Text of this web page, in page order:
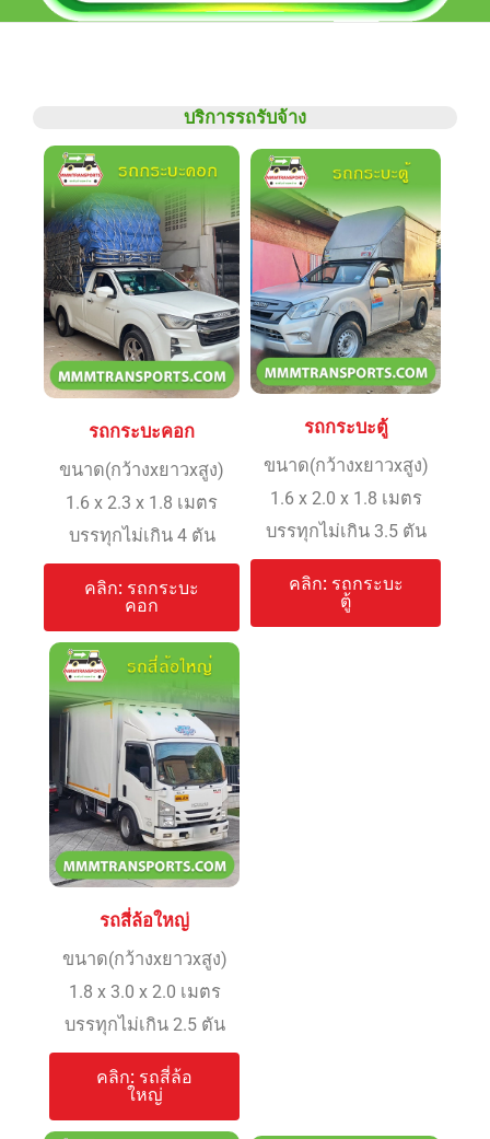
บริการรถรับจ้าง
รถกระบะคอก
ขนาด(กว้างxยาวxสูง)
1.6 x 2.3 x 1.8 เมตร
บรรทุกไม่เกิน 4 ตัน
คลิก: รถกระบะ
คอก
รถกระบะตู้
ขนาด(กว้างxยาวxสูง)
1.6 x 2.0 x 1.8 เมตร
บรรทุกไม่เกิน 3.5 ตัน
คลิก: รถกระบะ
ตู้
รถสี่ล้อใหญ่
ขนาด(กว้างxยาวxสูง)
1.8 x 3.0 x 2.0 เมตร
บรรทุกไม่เกิน 2.5 ตัน
คลิก: รถสี่ล้อ
ใหญ่